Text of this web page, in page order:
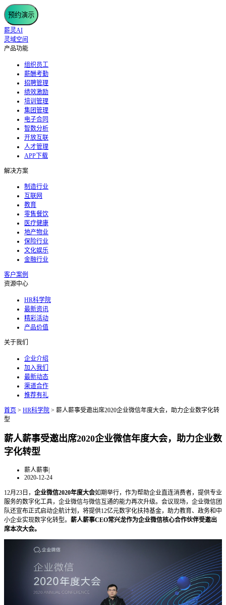
预约演示
薪灵AI
灵域空间
产品功能
组织员工
薪酬考勤
招聘管理
绩效激励
培训管理
集团管理
电子合同
智数分析
开放互联
人才管理
APP下载
解决方案
制造行业
互联网
教育
零售餐饮
医疗健康
地产物业
保险行业
文化娱乐
金融行业
客户案例
资源中心
HR科学院
最新资讯
精彩活动
产品价值
关于我们
企业介绍
加入我们
最新动态
渠道合作
推荐有礼
首页 > HR科学院 > 薪人薪事受邀出席2020企业微信年度大会，助力企业数字化转
型
薪人薪事受邀出席2020企业微信年度大会，助力企业数
字化转型
薪人薪事|
2020-12-24
12月23日， 企业微信2020年度大会如期举行，作为帮助企业直连消费者，提供专业
服务的数字化工具，企业微信与微信互通的能力再次升级。会议现场，企业微信团
队还宣布正式启动企航计划，将提供12亿元数字化扶持基金，助力教育、政务和中
小企业实现数字化转型。 薪人薪事CEO常兴龙作为企业微信核心合作伙伴受邀出
席本次大会。